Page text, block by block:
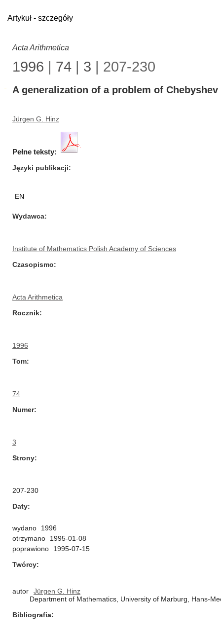
Artykuł - szczegóły
Acta Arithmetica
1996 | 74 | 3 | 207-230
A generalization of a problem of Chebyshev
Jürgen G. Hinz
Pełne teksty:
Języki publikacji
EN
Wydawca
Institute of Mathematics Polish Academy of Sciences
Czasopismo
Acta Arithmetica
Rocznik
1996
Tom
74
Numer
3
Strony
207-230
Daty
wydano
1996
otrzymano
1995-01-08
poprawiono
1995-07-15
Twórcy
autor
Jürgen G. Hinz
Department of Mathematics, University of Marburg, Hans-
Bibliografia